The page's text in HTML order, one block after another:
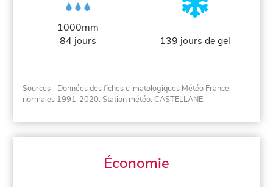
1000mm
84 jours
139 jours de gel
Sources - Données des fiches climatologiques Météo France ·
normales 1991-2020. Station météo: CASTELLANE.
Économie